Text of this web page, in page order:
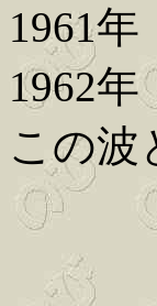
1961
1962
この波